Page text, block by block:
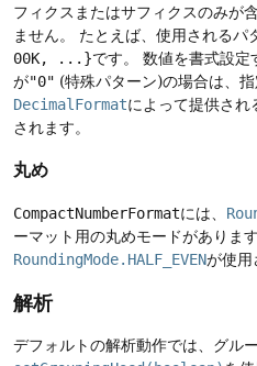
フィクスまたはサフィクスのみが
ません。
たとえば、使用されるパ
00K, ...}です。
数値を書式設定
が"0" (特殊パターン)の場合は、
DecimalFormatによって提供され
されます。
丸め
CompactNumberFormatには、
ーマット用の丸めモードがあります
RoundingMode.HALF_EVENが使用
解析
デフォルトの解析動作では、グル